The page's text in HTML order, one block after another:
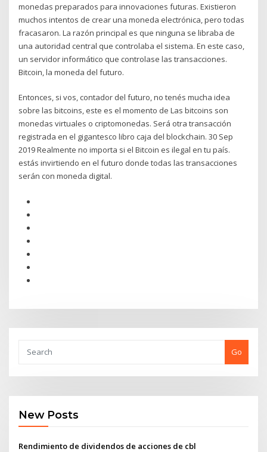
monedas preparados para innovaciones futuras. Existieron
muchos intentos de crear una moneda electrónica, pero todas
fracasaron. La razón principal es que ninguna se libraba de
una autoridad central que controlaba el sistema. En este caso,
un servidor informático que controlase las transacciones.
Bitcoin, la moneda del futuro.
Entonces, si vos, contador del futuro, no tenés mucha idea
sobre las bitcoins, este es el momento de Las bitcoins son
monedas virtuales o criptomonedas. Será otra transacción
registrada en el gigantesco libro caja del blockchain. 30 Sep
2019 Realmente no importa si el Bitcoin es ilegal en tu país.
estás invirtiendo en el futuro donde todas las transacciones
serán con moneda digital.
Go
New Posts
Rendimiento de dividendos de acciones de cbl